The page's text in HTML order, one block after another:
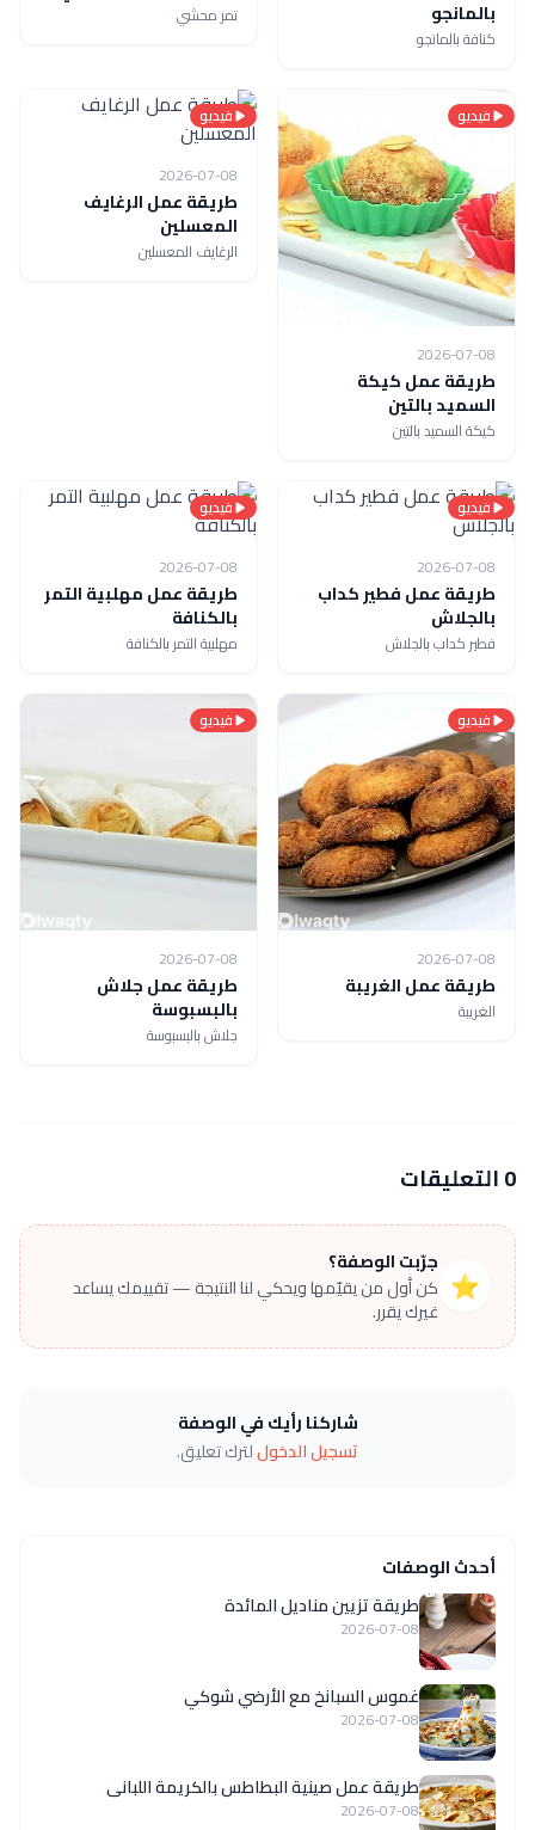
بالمانجو
كنافة بالمانجو
تمر محشي
فيديو
2026-07-08
طريقة عمل كيكة
السميد بالتين
كيكة السميد بالتين
فيديو
2026-07-08
طريقة عمل الرغايف
المعسلين
الرغايف المعسلين
فيديو
2026-07-08
طريقة عمل فطير كداب
بالجلاش
فطير كداب بالجلاش
فيديو
2026-07-08
طريقة عمل مهلبية التمر
بالكنافة
مهلبية التمر بالكنافة
فيديو
2026-07-08
طريقة عمل الغريبة
الغريبة
فيديو
2026-07-08
طريقة عمل جلاش
بالبسبوسة
جلاش بالبسبوسة
0 التعليقات
⭐
جرّبت الوصفة؟
كن أول من يقيّمها ويحكي لنا النتيجة — تقييمك يساعد
غيرك يقرر.
شاركنا رأيك في الوصفة
تسجيل الدخوللترك تعليق.
أحدث الوصفات
طريقة تزيين مناديل المائدة
2026-07-08
غموس السبانخ مع الأرضي شوكي
2026-07-08
طريقة عمل صينية البطاطس بالكريمة اللبانى
2026-07-08